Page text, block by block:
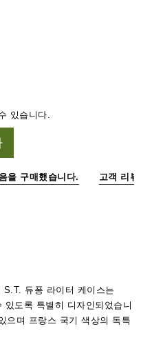
있습니다.
을 구매했습니다. 고객 리뷰
듀퐁 라이터 케이스는
도록 특별히 디자인되었습니
으며 프랑스 국기 색상의 독특